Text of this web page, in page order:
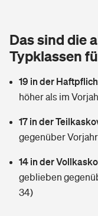
Tools
Wer versichert was:
Sie haben Fragen?
Glasversicherung
Zur Übersicht
Kinderinvalidität
Reiseversicherung
Pferdehalter-
Dread-Disease-
Wer versichert was:
Das sind die
Typklassen
19 in der
höher als im
17 in der
gegenüber
14 in der
geblieben
34)